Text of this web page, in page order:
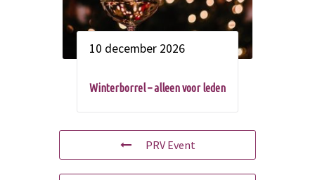
10 december 2026
Winterborrel – alleen voor leden
PRV Event